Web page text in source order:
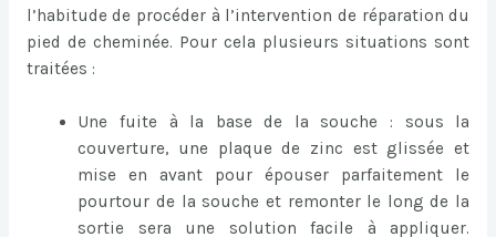
l’habitude de procéder à l’intervention de réparation du
pied de cheminée. Pour cela plusieurs situations sont
traitées :
Une fuite à la base de la souche : sous la
couverture, une plaque de zinc est glissée et
mise en avant pour épouser parfaitement le
pourtour de la souche et remonter le long de la
sortie sera une solution facile à appliquer.